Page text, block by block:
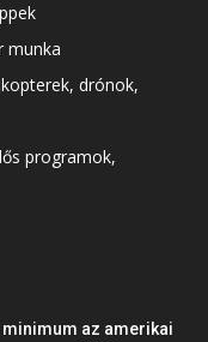
munka
drónok,
programok,
az amerikai